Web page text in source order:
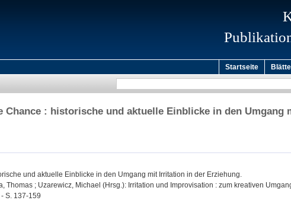
Startseite
Chance : historische und aktuelle Einblicke in den Umgang
und aktuelle Einblicke in den Umgang mit Irritation in der Erziehung.
Thomas ; Uzarewicz, Michael (Hrsg.): Irritation und Improvisation : zum kreativen
S. 137-159